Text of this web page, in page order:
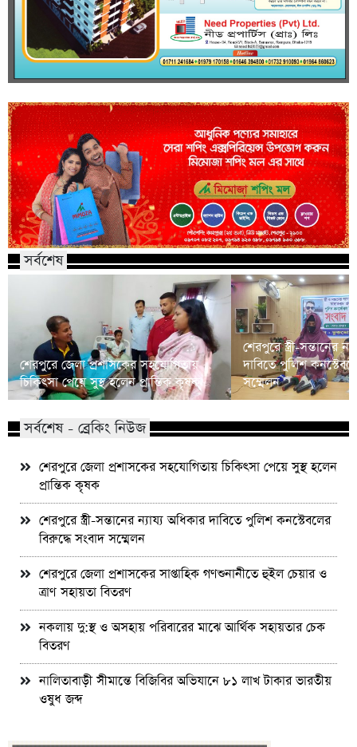
সর্বশেষ
শেরপুরে জেলা প্রশাসকের সহযোগিতায়
চিকিৎসা পেয়ে সুস্থ হলেন প্রান্তিক কৃষক
শেরপুরে স্ত্রী-সন্তানের
দাবিতে পুলিশ
সম্মেলন
সর্বশেষ - ব্রেকিং নিউজ
শেরপুরে জেলা প্রশাসকের সহযোগিতায় চিকিৎসা পেয়ে সুস্থ হলেন
প্রান্তিক কৃষক
শেরপুরে স্ত্রী-সন্তানের ন্যায্য অধিকার দাবিতে পুলিশ কনস্টেবলের
বিরুদ্ধে সংবাদ সম্মেলন
শেরপুরে জেলা প্রশাসকের সাপ্তাহিক গণশুনানীতে হুইল চেয়ার ও
ত্রাণ সহায়তা বিতরণ
নকলায় দু:স্থ ও অসহায় পরিবারের মাঝে আর্থিক সহায়তার চেক
বিতরণ
নালিতাবাড়ী সীমান্তে বিজিবির অভিযানে ৮১ লাখ টাকার ভারতীয়
ওষুধ জব্দ